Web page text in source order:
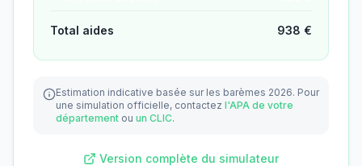
Total aides 938 €
Estimation indicative basée sur les barèmes 2026. Pour
une simulation officielle, contactez l'APA de votre
département ou un CLIC.
Version complète du simulateur